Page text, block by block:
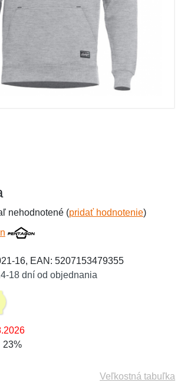
nehodnotené (pridať hodnotenie)
16, EAN: 5207153479355
18 dní od objednania
23%
Veľkostná tabuľka